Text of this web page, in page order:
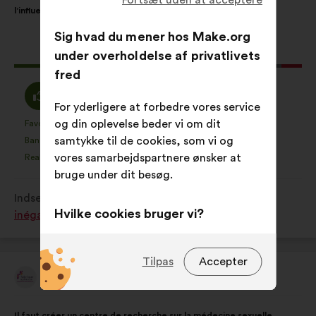
l’influence des stéréotypes.
Dette
opnået:
514 stemmer
fordeling:
Enig
:
kvalificeret
som:
Favorit
: 70
gang
Banal
: 33
gang
Realistisk
: 142
gang
:
forslag
Ved ikke
:gang
Ikke forstået
:gang
Ligeglad
:gang
Indsendt i
inégalités subies par les femmes ?
Fabrique Spinoza
Sig hvad du mener hos Make.org
under overholdelse af privatlivets
fred
For yderligere at forbedre vores service
og din oplevelse beder vi om dit
samtykke til de cookies, som vi og
vores samarbejdspartnere ønsker at
bruge under dit besøg.
Hvilke cookies bruger vi?
uundværlige for webstedets
Accepter
Tilpas